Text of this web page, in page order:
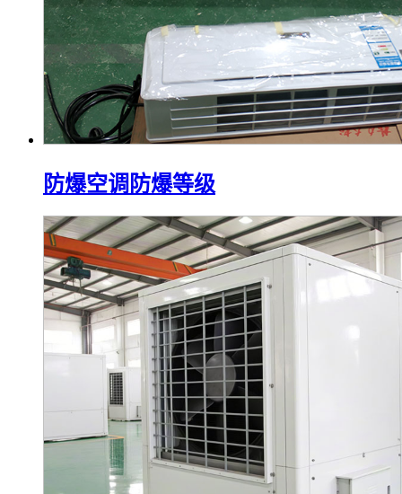
防爆空调防爆等级